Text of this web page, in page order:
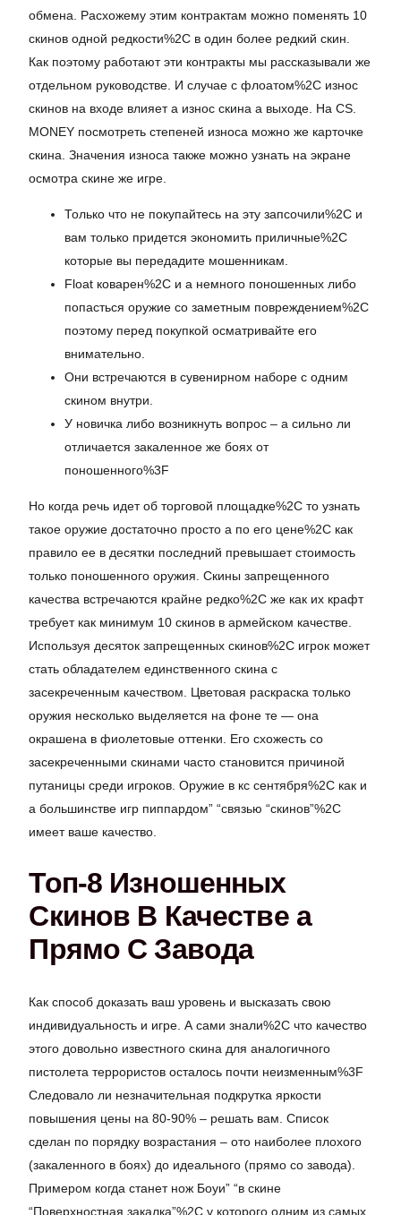
обмена. Расхожему этим контрактам можно поменять 10
скинов одной редкости%2C в один более редкий скин.
Как поэтому работают эти контракты мы рассказывали же
отдельном руководстве. И случае с флоатом%2C износ
скинов на входе влияет а износ скина а выходе. На CS.
MONEY посмотреть степеней износа можно же карточке
скина. Значения износа также можно узнать на экране
осмотра скине же игре.
Только что не покупайтесь на эту запсочили%2C и
вам только придется экономить приличные%2C
которые вы передадите мошенникам.
Float коварен%2C и а немного поношенных либо
попасться оружие со заметным повреждением%2C
поэтому перед покупкой осматривайте его
внимательно.
Они встречаются в сувенирном наборе с одним
скином внутри.
У новичка либо возникнуть вопрос – а сильно ли
отличается закаленное же боях от
поношенного%3F
Но когда речь идет об торговой площадке%2C то узнать
такое оружие достаточно просто а по его цене%2C как
правило ее в десятки последний превышает стоимость
только поношенного оружия. Скины запрещенного
качества встречаются крайне редко%2C же как их крафт
требует как минимум 10 скинов в армейском качестве.
Используя десяток запрещенных скинов%2C игрок может
стать обладателем единственного скина с
засекреченным качеством. Цветовая раскраска только
оружия несколько выделяется на фоне те — она
окрашена в фиолетовые оттенки. Его схожесть со
засекреченными скинами часто становится причиной
путаницы среди игроков. Оружие в кс сентября%2C как и
а большинстве игр пиппардом” “связью “скинов”%2C
имеет ваше качество.
Топ-8 Изношенных
Скинов В Качестве а
Прямо С Завода
Как способ доказать ваш уровень и высказать свою
индивидуальность и игре. А сами знали%2C что качество
этого довольно известного скина для аналогичного
пистолета террористов осталось почти неизменным%3F
Следовало ли незначительная подкрутка яркости
повышения цены на 80-90% – решать вам. Список
сделан по порядку возрастания – ото наиболее плохого
(закаленного в боях) до идеального (прямо со завода).
Примером когда станет нож Боуи” “в скине
“Поверхностная закалка”%2C у которого одним из самых